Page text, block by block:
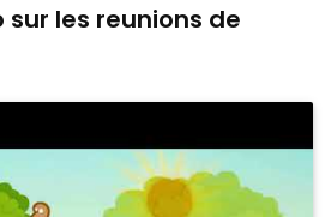
sur les reunions de